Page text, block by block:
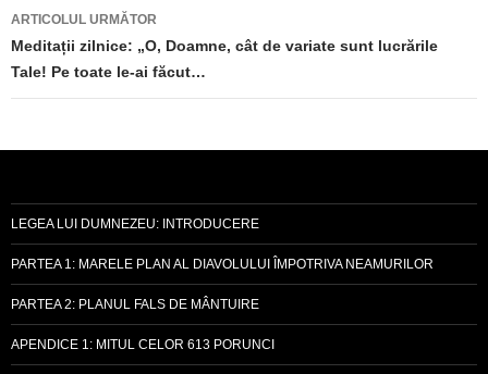
ARTICOLUL URMĂTOR
Meditații zilnice: „O, Doamne, cât de variate sunt lucrările
Tale! Pe toate le-ai făcut…
LEGEA LUI DUMNEZEU: INTRODUCERE
PARTEA 1: MARELE PLAN AL DIAVOLULUI ÎMPOTRIVA NEAMURILOR
PARTEA 2: PLANUL FALS DE MÂNTUIRE
APENDICE 1: MITUL CELOR 613 PORUNCI